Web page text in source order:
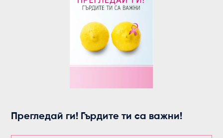
Прегледай ги! Гърдите ти са важни!